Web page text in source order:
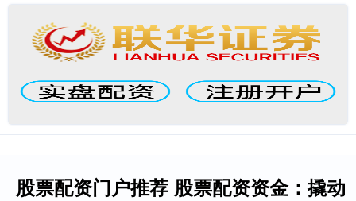
股票配资门户推荐 股票配资资金：撬动